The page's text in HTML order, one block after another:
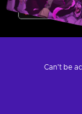
Can't be